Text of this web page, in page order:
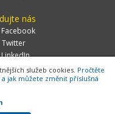
nás
Facebook
Twitter
LinkedIn
46/4, 106 00 Praha 10, tel.:
služeb cookies. Pročtěte
jak můžete změnit příslušná